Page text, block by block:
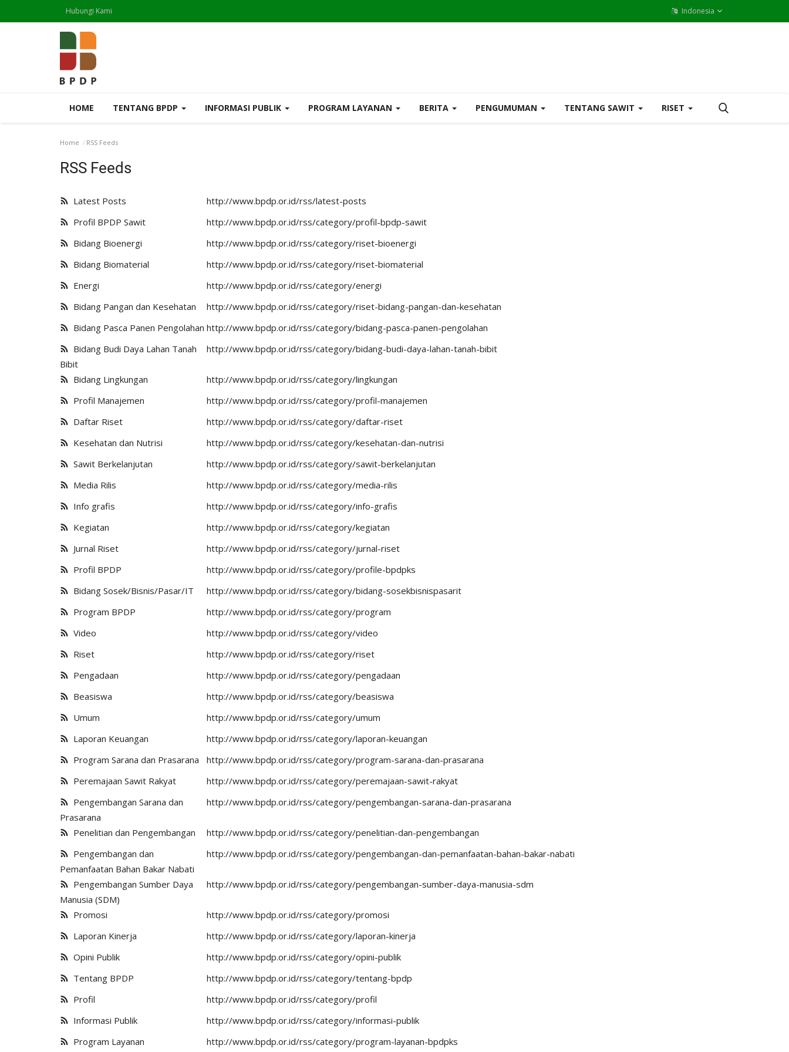
Hubungi Kami Indonesia
HOME TENTANG BPDP INFORMASI PUBLIK PROGRAM LAYANAN BERITA PENGUMUMAN TENTANG SAWIT RISET
Home RSS Feeds
RSS Feeds
Latest Posts
http://www.bpdp.or.id/rss/latest-posts
Profil BPDP Sawit
http://www.bpdp.or.id/rss/category/profil-bpdp-sawit
Bidang Bioenergi
http://www.bpdp.or.id/rss/category/riset-bioenergi
Bidang Biomaterial
http://www.bpdp.or.id/rss/category/riset-biomaterial
Energi
http://www.bpdp.or.id/rss/category/energi
Bidang Pangan dan Kesehatan
http://www.bpdp.or.id/rss/category/riset-bidang-pangan-dan-kesehatan
Bidang Pasca Panen Pengolahan http://www.bpdp.or.id/rss/category/bidang-pasca-panen-pengolahan
Bidang Budi Daya Lahan Tanah
Bibit
http://www.bpdp.or.id/rss/category/bidang-budi-daya-lahan-tanah-bibit
Bidang Lingkungan
http://www.bpdp.or.id/rss/category/lingkungan
Profil Manajemen
http://www.bpdp.or.id/rss/category/profil-manajemen
Daftar Riset
http://www.bpdp.or.id/rss/category/daftar-riset
Kesehatan dan Nutrisi
http://www.bpdp.or.id/rss/category/kesehatan-dan-nutrisi
Sawit Berkelanjutan
http://www.bpdp.or.id/rss/category/sawit-berkelanjutan
Media Rilis
http://www.bpdp.or.id/rss/category/media-rilis
Info grafis
http://www.bpdp.or.id/rss/category/info-grafis
Kegiatan
http://www.bpdp.or.id/rss/category/kegiatan
Jurnal Riset
http://www.bpdp.or.id/rss/category/jurnal-riset
Profil BPDP
http://www.bpdp.or.id/rss/category/profile-bpdpks
Bidang Sosek/Bisnis/Pasar/IT
http://www.bpdp.or.id/rss/category/bidang-sosekbisnispasarit
Program BPDP
http://www.bpdp.or.id/rss/category/program
Video
http://www.bpdp.or.id/rss/category/video
Riset
http://www.bpdp.or.id/rss/category/riset
Pengadaan
http://www.bpdp.or.id/rss/category/pengadaan
Beasiswa
http://www.bpdp.or.id/rss/category/beasiswa
Umum
http://www.bpdp.or.id/rss/category/umum
Laporan Keuangan
http://www.bpdp.or.id/rss/category/laporan-keuangan
Program Sarana dan Prasarana
http://www.bpdp.or.id/rss/category/program-sarana-dan-prasarana
Peremajaan Sawit Rakyat
http://www.bpdp.or.id/rss/category/peremajaan-sawit-rakyat
Pengembangan Sarana dan
Prasarana
http://www.bpdp.or.id/rss/category/pengembangan-sarana-dan-prasarana
Penelitian dan Pengembangan
http://www.bpdp.or.id/rss/category/penelitian-dan-pengembangan
Pengembangan dan
Pemanfaatan Bahan Bakar Nabati
http://www.bpdp.or.id/rss/category/pengembangan-dan-pemanfaatan-bahan-bakar-nabati
Pengembangan Sumber Daya
Manusia (SDM)
http://www.bpdp.or.id/rss/category/pengembangan-sumber-daya-manusia-sdm
Promosi
http://www.bpdp.or.id/rss/category/promosi
Laporan Kinerja
http://www.bpdp.or.id/rss/category/laporan-kinerja
Opini Publik
http://www.bpdp.or.id/rss/category/opini-publik
Tentang BPDP
http://www.bpdp.or.id/rss/category/tentang-bpdp
Profil
http://www.bpdp.or.id/rss/category/profil
Informasi Publik
http://www.bpdp.or.id/rss/category/informasi-publik
Program Layanan
http://www.bpdp.or.id/rss/category/program-layanan-bpdpks